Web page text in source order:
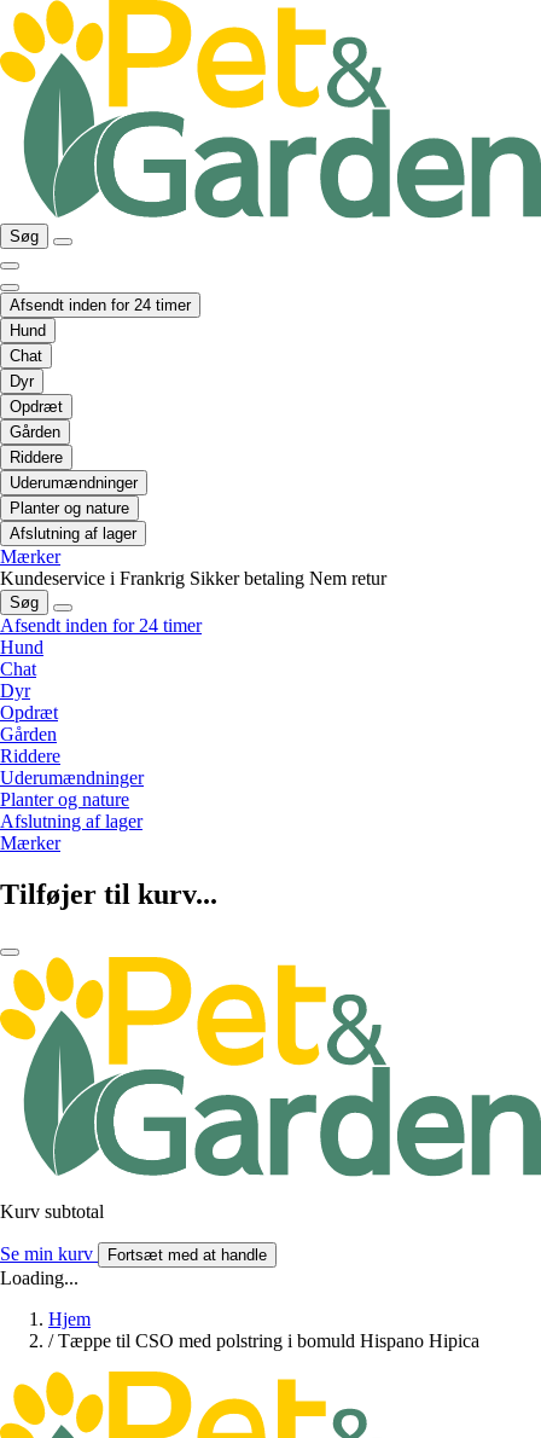
Søg
Afsendt inden for 24 timer
Hund
Chat
Dyr
Opdræt
Gården
Riddere
Uderumændninger
Planter og nature
Afslutning af lager
Mærker
Kundeservice i Frankrig Sikker betaling Nem retur
Søg
Afsendt inden for 24 timer
Hund
Chat
Dyr
Opdræt
Gården
Riddere
Uderumændninger
Planter og nature
Afslutning af lager
Mærker
Tilføjer til kurv...
Kurv subtotal
Se min kurv Fortsæt med at handle
Loading...
Hjem
/ Tæppe til CSO med polstring i bomuld Hispano Hipica